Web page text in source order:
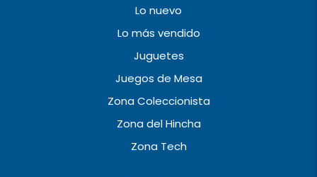
Lo nuevo
Lo más vendido
Juguetes
Juegos de Mesa
Zona Coleccionista
Zona del Hincha
Zona Tech